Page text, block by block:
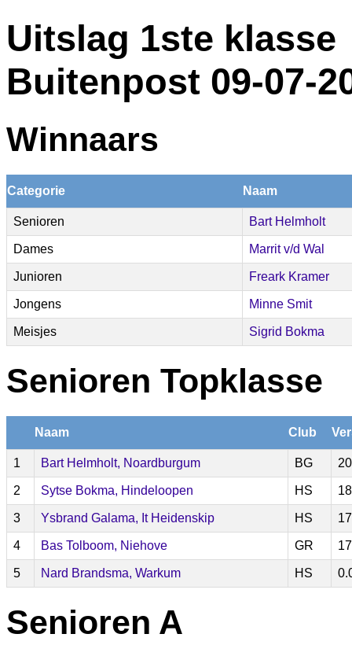
Uitslag 1ste klasse
Buitenpost 09-07-
Winnaars
Categorie Naam
Senioren Bart Helmholt
Dames Marrit v/d Wal
Junioren Freark Kramer
Jongens Minne Smit
Meisjes Sigrid Bokma
Senioren Topklasse
Naam Club
1 Bart Helmholt, Noardburgum BG
2 Sytse Bokma, Hindeloopen HS
3 Ysbrand Galama, It Heidenskip HS
4 Bas Tolboom, Niehove GR
5 Nard Brandsma, Warkum HS
Senioren A